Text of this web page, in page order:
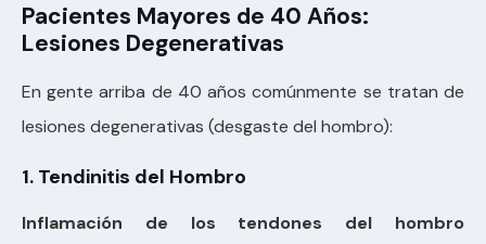
Pacientes Mayores de 40 Años:
Lesiones Degenerativas
En gente arriba de 40 años comúnmente se tratan de
lesiones degenerativas (desgaste del hombro):
1. Tendinitis del Hombro
Inflamación de los tendones del hombro